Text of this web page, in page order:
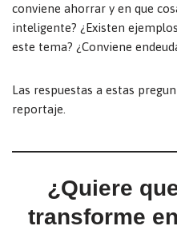
conviene ahorrar y en que
inteligente? ¿Existen
este tema? ¿Conviene
Las respuestas a estas
reportaje.
¿Quiere
transforme